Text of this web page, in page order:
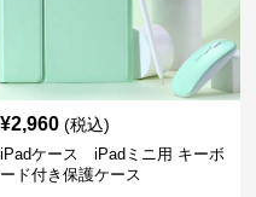
¥2,960 (税込)
iPadケース iPadミニ用 キーボ
ード付き保護ケース